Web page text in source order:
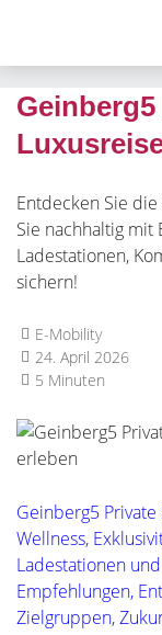
Entdecken Sie
Sie nachhaltig mit
Ladestationen,
sichern!
E-Mobility
24. April 2026
5 Minuten
Geinberg5
Wellness,
Ladestationen
Empfehlungen,
Zielgruppen,